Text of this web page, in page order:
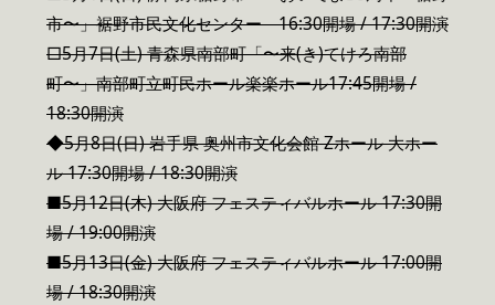
市〜」裾野市民文化センター 16:30開場 / 17:30開演
□5月7日(土) 青森県南部町「〜来(き)てけろ南部
町〜」南部町立町民ホール楽楽ホール17:45開場 /
18:30開演
◆5月8日(日) 岩手県 奥州市文化会館 Zホール 大ホー
ル 17:30開場 / 18:30開演
■5月12日(木) 大阪府 フェスティバルホール 17:30開
場 / 19:00開演
■5月13日(金) 大阪府 フェスティバルホール 17:00開
場 / 18:30開演